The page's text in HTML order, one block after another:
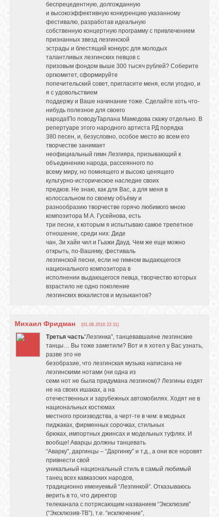
беспрецедентную, долгожданную
и высокоэффективную конкуренцию указанному
фестивалю, разработав идеальную
собственную концертную программу с привлечением
признанных звезд лезгинской
эстрады и блестящий конкурс для молодых
талантливых лезгинских певцов с
призовым фондом выше 300 тысяч рублей? Соберите
оргкомитет, сформируйте
попечительский совет, пригласите меня, если угодно, и
я с удовольствием
поддержу и Ваше начинание тоже. Сделайте хоть что-
нибудь полезное для своего
народа!По поводуТарлана Мамедова скажу отдельно. В
репертуаре этого народного артиста РД порядка
380 песен, и, безусловно, особое место во всем его
творчестве занимает
неофициальный гимн Лезгияра, призывающий к
объединению народа, рассеянного по
всему миру, но помнящего и высоко ценящего
культурно-историческое наследие своих
предков. Не знаю, как для Вас, а для меня в
колоссальном по своему объёму и
разнообразию творчестве горячо любимого мною
композитора М.А. Гусейнова, есть
три песни, к которым я испытываю самое трепетное
отношение, среди них: Диде
чан, Зи хайи чил и Гьажи Дауд. Чем же еще можно
открыть, по-Вашему, фестиваль
лезгинской песни, если не гимном выдающегося
национального композитора в
исполнении выдающегося певца, творчество которых
взрастило не одно поколение
лезгинских вокалистов и музыкантов?
Михаил Фридман (01.08.2016 22:11)
Третья часть“Лезгинка”, танцевавшаяне лезгинские
танцы… Вы тоже заметили? Вот и я хотел у Вас узнать,
разве это не
безобразие, что лезгинская музыка написана не
лезгинскими нотами (ни одна из
семи нот не была придумана лезгином)? Лезгины ездят
не на своих ишаках, а на
отечественных и зарубежных автомобилях. Ходят не в
национальных костюмах
местного производства, а черт-те в чем: в модных
пиджаках, фирменных сорочках, стильных
брюках, импортных джинсах и модельных туфлях. И
вообще! Аварцы должны танцевать
“Аварку”, даргинцы – “Даргинку” и т.д., а они все норовят
привнести свой
уникальный национальный стиль в самый любимый
танец всех кавказских народов,
традиционно именуемый “Лезгинкой”. Отказываюсь
верить в то, что директор
телеканала с потрясающим названием “Эксклюзив”
(“Эксклюзив-ТВ”), т.е. “исключение”,